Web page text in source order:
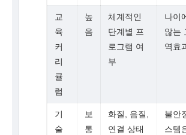
교
육
커
리
큘
럼
높
음
체계적인
단계별 프
로그램 여
부
나이
않는
역효
기
술
보
통
화질, 음질,
연결 상태
불안
스템